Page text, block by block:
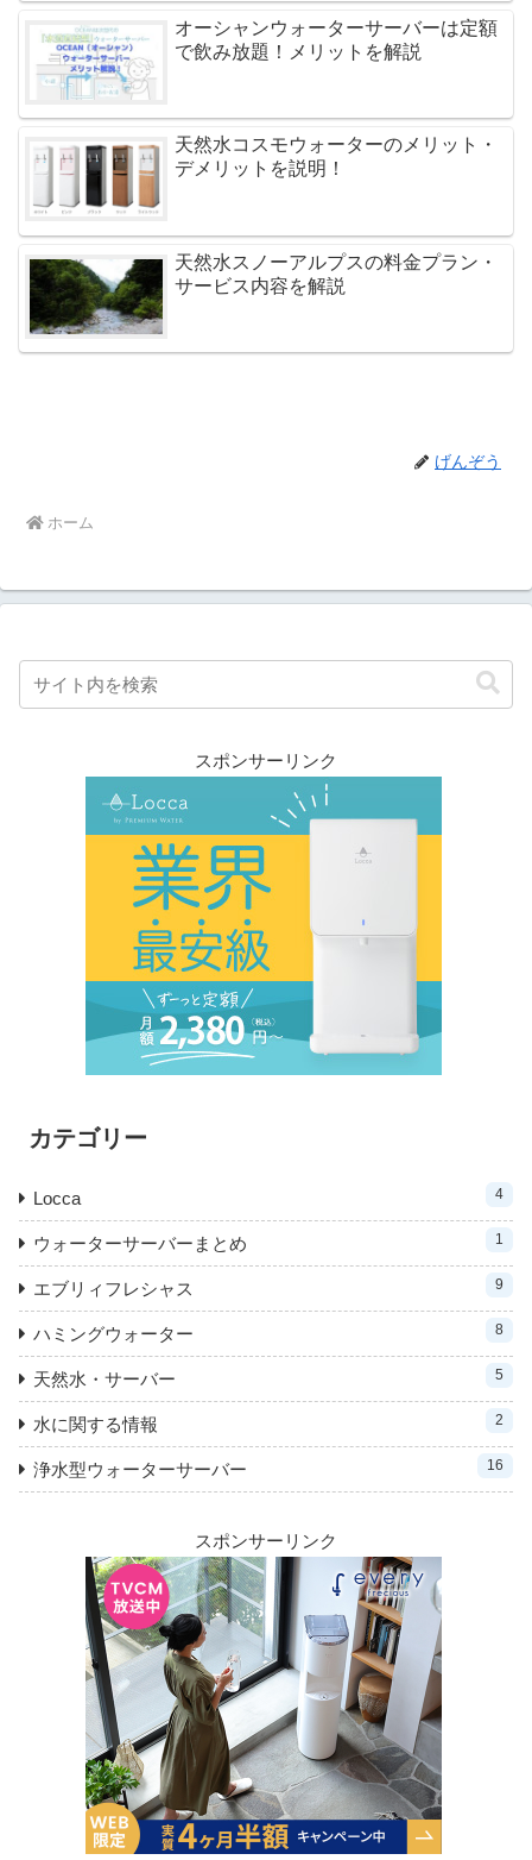
オーシャンウォーターサーバーは定額
で飲み放題！メリットを解説
天然水コスモウォーターのメリット・
デメリットを説明！
天然水スノーアルプスの料金プラン・
サービス内容を解説
げんぞう
ホーム
スポンサーリンク
カテゴリー
Locca 4
ウォーターサーバーまとめ 1
エブリィフレシャス 9
ハミングウォーター 8
天然水・サーバー 5
水に関する情報 2
浄水型ウォーターサーバー 16
スポンサーリンク